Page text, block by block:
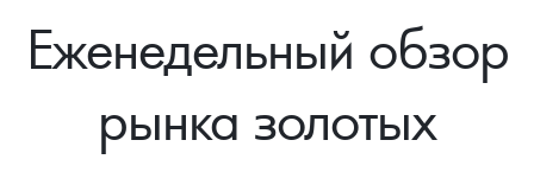
Монеты Россия и СССР
Иностранные
Памятные и старинные монеты
Памятные монеты России и СССР
Монеты и жетоны ЗМД
Подлинность монет
Услуги
Подбор монет
Еженедельный обзор
рынка золотых